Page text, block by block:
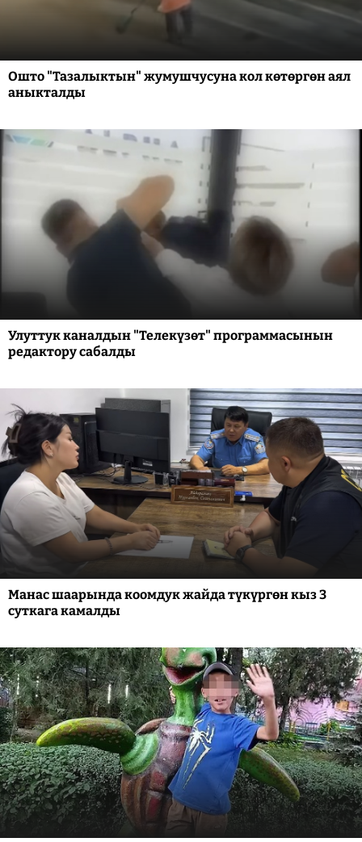
Ошто "Тазалыктын" жумушчусуна кол көтөргөн аял
аныкталды
Улуттук каналдын "Телекүзөт" программасынын
редактору сабалды
Манас шаарында коомдук жайда түкүргөн кыз 3
суткага камалды